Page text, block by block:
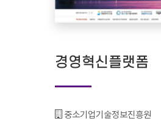
경영혁신플랫폼
기관명 :
중소기업기술정보진흥원